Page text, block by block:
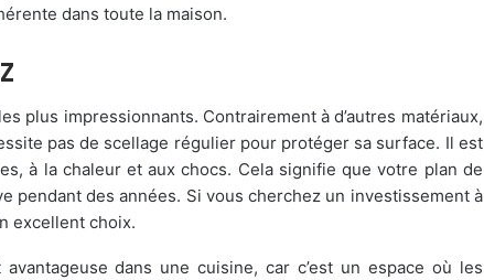
dans toute la maison.
plus impressionnants. Contrairement à d’autres matériaux,
pas de scellage régulier pour protéger sa surface. Il est
à la chaleur et aux chocs. Cela signifie que votre plan de
pendant des années. Si vous cherchez un investissement à
excellent choix.
dans une cuisine, car c’est un espace où les